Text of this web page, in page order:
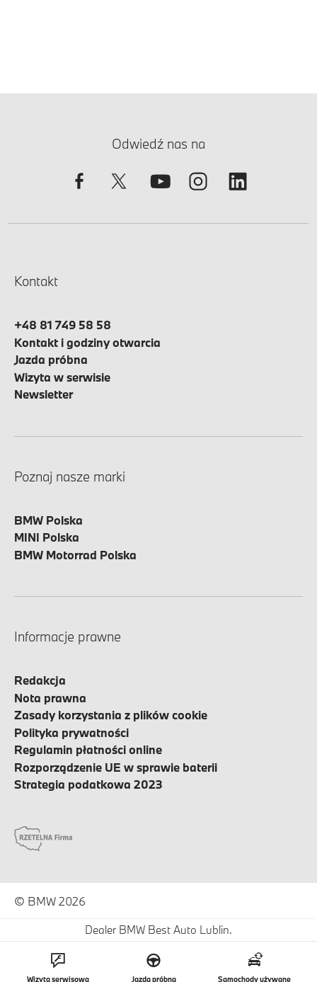
Dealer BMW Best Auto Lublin.
Wizyta serwisowa Jazda próbna Samochody używane
Odwiedź nas na
Kontakt
+48 81 749 58 58
Kontakt i godziny otwarcia
Jazda próbna
Wizyta w serwisie
Newsletter
Poznaj nasze marki
BMW Polska
MINI Polska
BMW Motorrad Polska
Informacje prawne
Redakcja
Nota prawna
Zasady korzystania z plików cookie
Polityka prywatności
Regulamin płatności online
Rozporządzenie UE w sprawie baterii
Strategia podatkowa 2023
© BMW 2026